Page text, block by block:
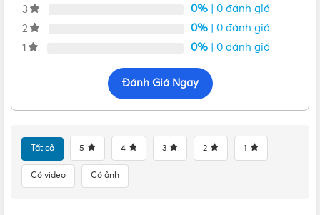
Vanlock, Bình Minh, Minh Hòa, Hoa Sen, Tiền Phong,...
hỗ trợ giao hàng nhanh ở các tỉnh đáp cùng nhiều
chương trình hấp dẫn ứng nhu cầu của khách hàng.
3
0% | 0 đánh giá
2
0% | 0 đánh giá
1
0% | 0 đánh giá
Đánh Giá Ngay
Tất cả 5 4 3 2 1
Có video Có ảnh